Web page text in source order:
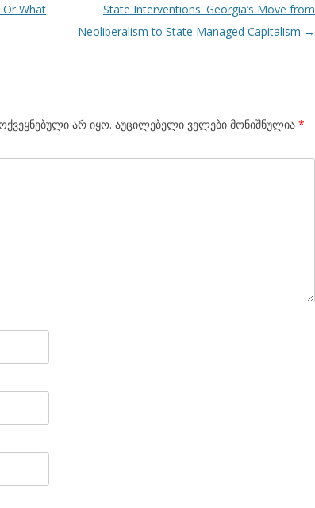
What
State Interventions. Georgia’s Move from
Neoliberalism to State Managed Capitalism →
არ იყო. აუცილებელი ველები მონიშნულია *